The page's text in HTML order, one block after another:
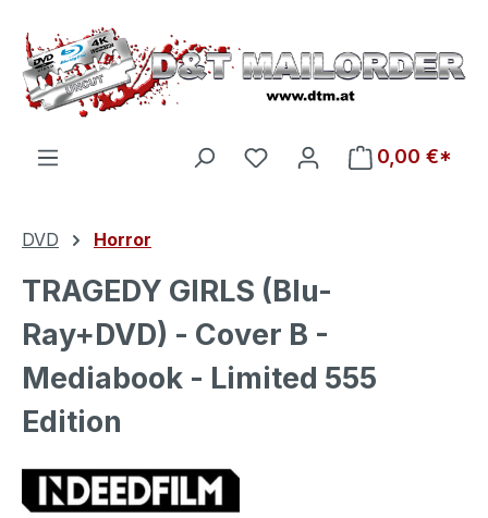
Zum Hauptinhalt springen
Du hast 0 Produkte auf
0,00 €*
DVD Horror
TRAGEDY GIRLS (Blu-
Ray+DVD) - Cover B -
Mediabook - Limited 555
Edition